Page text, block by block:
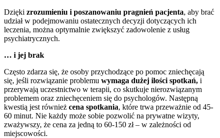
Dzięki zrozumieniu i poszanowaniu pragnień pacjenta, aby brać
udział w podejmowaniu ostatecznych decyzji dotyczących ich
leczenia, można optymalnie zwiększyć zadowolenie z usług
psychiatrycznych.
… i jej brak
Często zdarza się, że osoby przychodzące po pomoc zniechęcają
się, jeśli rozwiązanie problemu wymaga dużej ilości spotkań, i
przerywają uczestnictwo w terapii, co skutkuje nierozwiązanym
problemem oraz zniechęceniem się do psychologów. Następną
kwestią jest również cena spotkania, które trwa przeważnie od 45-
60 minut. Nie każdy może sobie pozwolić na prywatne wizyty,
zważywszy, że cena za jedną to 60-150 zł – w zależności od
miejscowości.